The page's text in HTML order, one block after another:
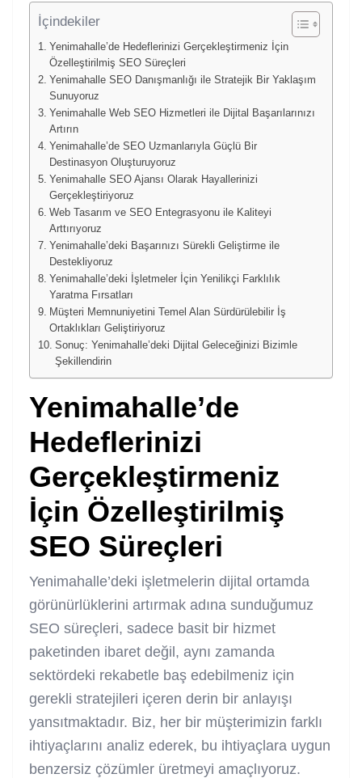
İçindekiler
Yenimahalle’de Hedeflerinizi Gerçekleştirmeniz İçin
Özelleştirilmiş SEO Süreçleri
Yenimahalle SEO Danışmanlığı ile Stratejik Bir Yaklaşım
Sunuyoruz
Yenimahalle Web SEO Hizmetleri ile Dijital Başarılarınızı
Artırın
Yenimahalle’de SEO Uzmanlarıyla Güçlü Bir
Destinasyon Oluşturuyoruz
Yenimahalle SEO Ajansı Olarak Hayallerinizi
Gerçekleştiriyoruz
Web Tasarım ve SEO Entegrasyonu ile Kaliteyi
Arttırıyoruz
Yenimahalle’deki Başarınızı Sürekli Geliştirme ile
Destekliyoruz
Yenimahalle’deki İşletmeler İçin Yenilikçi Farklılık
Yaratma Fırsatları
Müşteri Memnuniyetini Temel Alan Sürdürülebilir İş
Ortaklıkları Geliştiriyoruz
Sonuç: Yenimahalle’deki Dijital Geleceğinizi Bizimle
Şekillendirin
Yenimahalle’de
Hedeflerinizi
Gerçekleştirmeniz
İçin Özelleştirilmiş
SEO Süreçleri
Yenimahalle’deki işletmelerin dijital ortamda
görünürlüklerini artırmak adına sunduğumuz
SEO süreçleri, sadece basit bir hizmet
paketinden ibaret değil, aynı zamanda
sektördeki rekabetle baş edebilmeniz için
gerekli stratejileri içeren derin bir anlayışı
yansıtmaktadır. Biz, her bir müşterimizin farklı
ihtiyaçlarını analiz ederek, bu ihtiyaçlara uygun
benzersiz çözümler üretmeyi amaçlıyoruz.